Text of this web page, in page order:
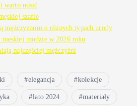
warto nosić
szafie
mężczyznom o różnych typach urody
modzie w 2026 roku
najczęściej mężczyźni
elegancja kolekcje
lato 2024 materiały